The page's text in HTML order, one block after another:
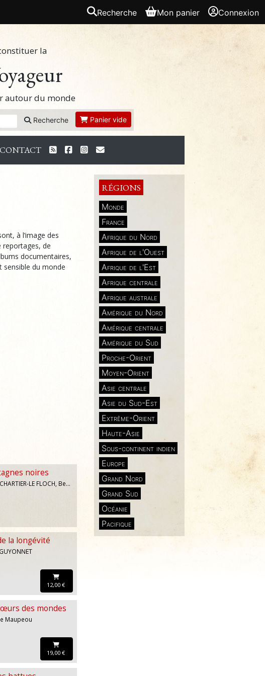
Recherche Mon panier Connexion
la
autour du monde
Recherche Panier vide
CONTACT
RÉGIONS
Monde
France
Afrique du Nord
Afrique de l'Ouest
Afrique de l'Est
Afrique centrale
Afrique australe
Amérique du Nord
Amérique centrale
Amérique du Sud
Proche-Orient
Moyen-Orient
Asie centrale
Asie du Sud-Est
Extrême-Orient
Haute-Asie
Sous-continent indien
Europe
Grand Nord
Grand Sud
Océanie
Pacifique
à l’image des
reportages, de
documentaires,
du monde
noires
Erwan CHARTIER-LE FLOCH, Bernard Galéron
la longévité
12,00 €
des mondes
Maupeou
19,00 €